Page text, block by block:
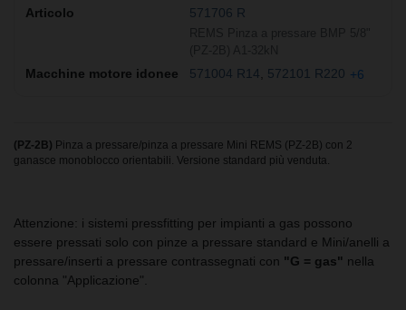
571706 R
571004 R14 572101 R220 +6
(PZ-2B) Pinza a pressare/pinza a pressare Mini REMS (PZ-2B) con 2
ganasce monoblocco orientabili. Versione standard più venduta.
Attenzione: i sistemi pressfitting per impianti a gas possono
essere pressati solo con pinze a pressare standard e Mini/anelli a
pressare/inserti a pressare contrassegnati con "G = gas" nella
colonna "Applicazione".